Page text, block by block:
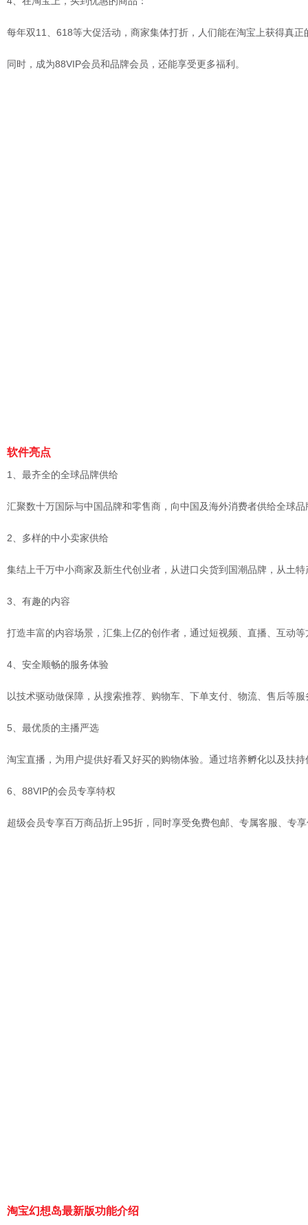
每年双11、618等大促活动，商家集体打折，人们能在淘宝上获得真正
同时，成为88VIP会员和品牌会员，还能享受更多福利。
软件亮点
1、最齐全的全球品牌供给
汇聚数十万国际与中国品牌和零售商，向中国及海外消费者供给全球
2、多样的中小卖家供给
集结上千万中小商家及新生代创业者，从进口尖货到国潮品牌，从土
3、有趣的内容
打造丰富的内容场景，汇集上亿的创作者，通过短视频、直播、互动
4、安全顺畅的服务体验
以技术驱动做保障，从搜索推荐、购物车、下单支付、物流、售后等
5、最优质的主播严选
淘宝直播，为用户提供好看又好买的购物体验。通过培养孵化以及扶
6、88VIP的会员专享特权
超级会员专享百万商品折上95折，同时享受免费包邮、专属客服、专
淘宝幻想岛最新版功能介绍